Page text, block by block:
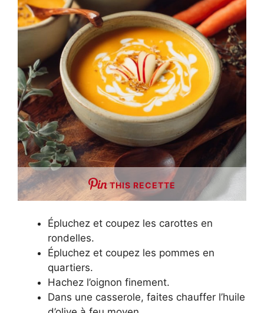
THIS RECETTE
Épluchez et coupez les carottes en
rondelles.
Épluchez et coupez les pommes en
quartiers.
Hachez l’oignon finement.
Dans une casserole, faites chauffer l’huile